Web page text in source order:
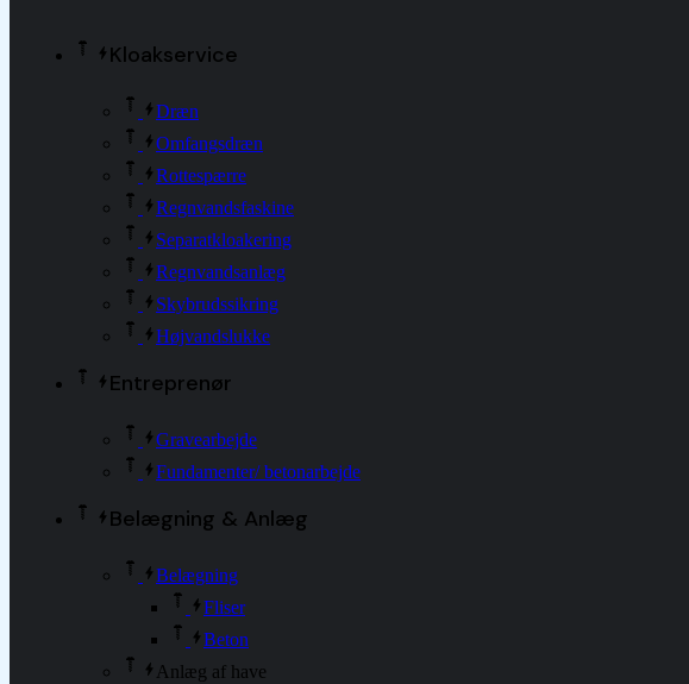
Kloakservice
Dræn
Omfangsdræn
Rottespærre
Regnvandsfaskine
Separatkloakering
Regnvandsanlæg
Skybrudssikring
Højvandslukke
Entreprenør
Gravearbejde
Fundamenter/ betonarbejde
Belægning & Anlæg
Belægning
Fliser
Beton
Anlæg af have